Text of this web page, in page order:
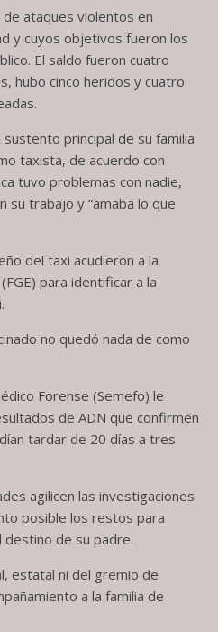
ataques violentos en
y cuyos objetivos fueron los
El saldo fueron cuatro
hubo cinco heridos y cuatro
principal de su familia
taxista, de acuerdo con
tuvo problemas con nadie,
su trabajo y “amaba lo que
del taxi acudieron a la
para identificar a la
no quedó nada de como
Forense (Semefo) le
de ADN que confirmen
tardar de 20 días a tres
agilicen las investigaciones
posible los restos para
de su padre.
estatal ni del gremio de
a la familia de